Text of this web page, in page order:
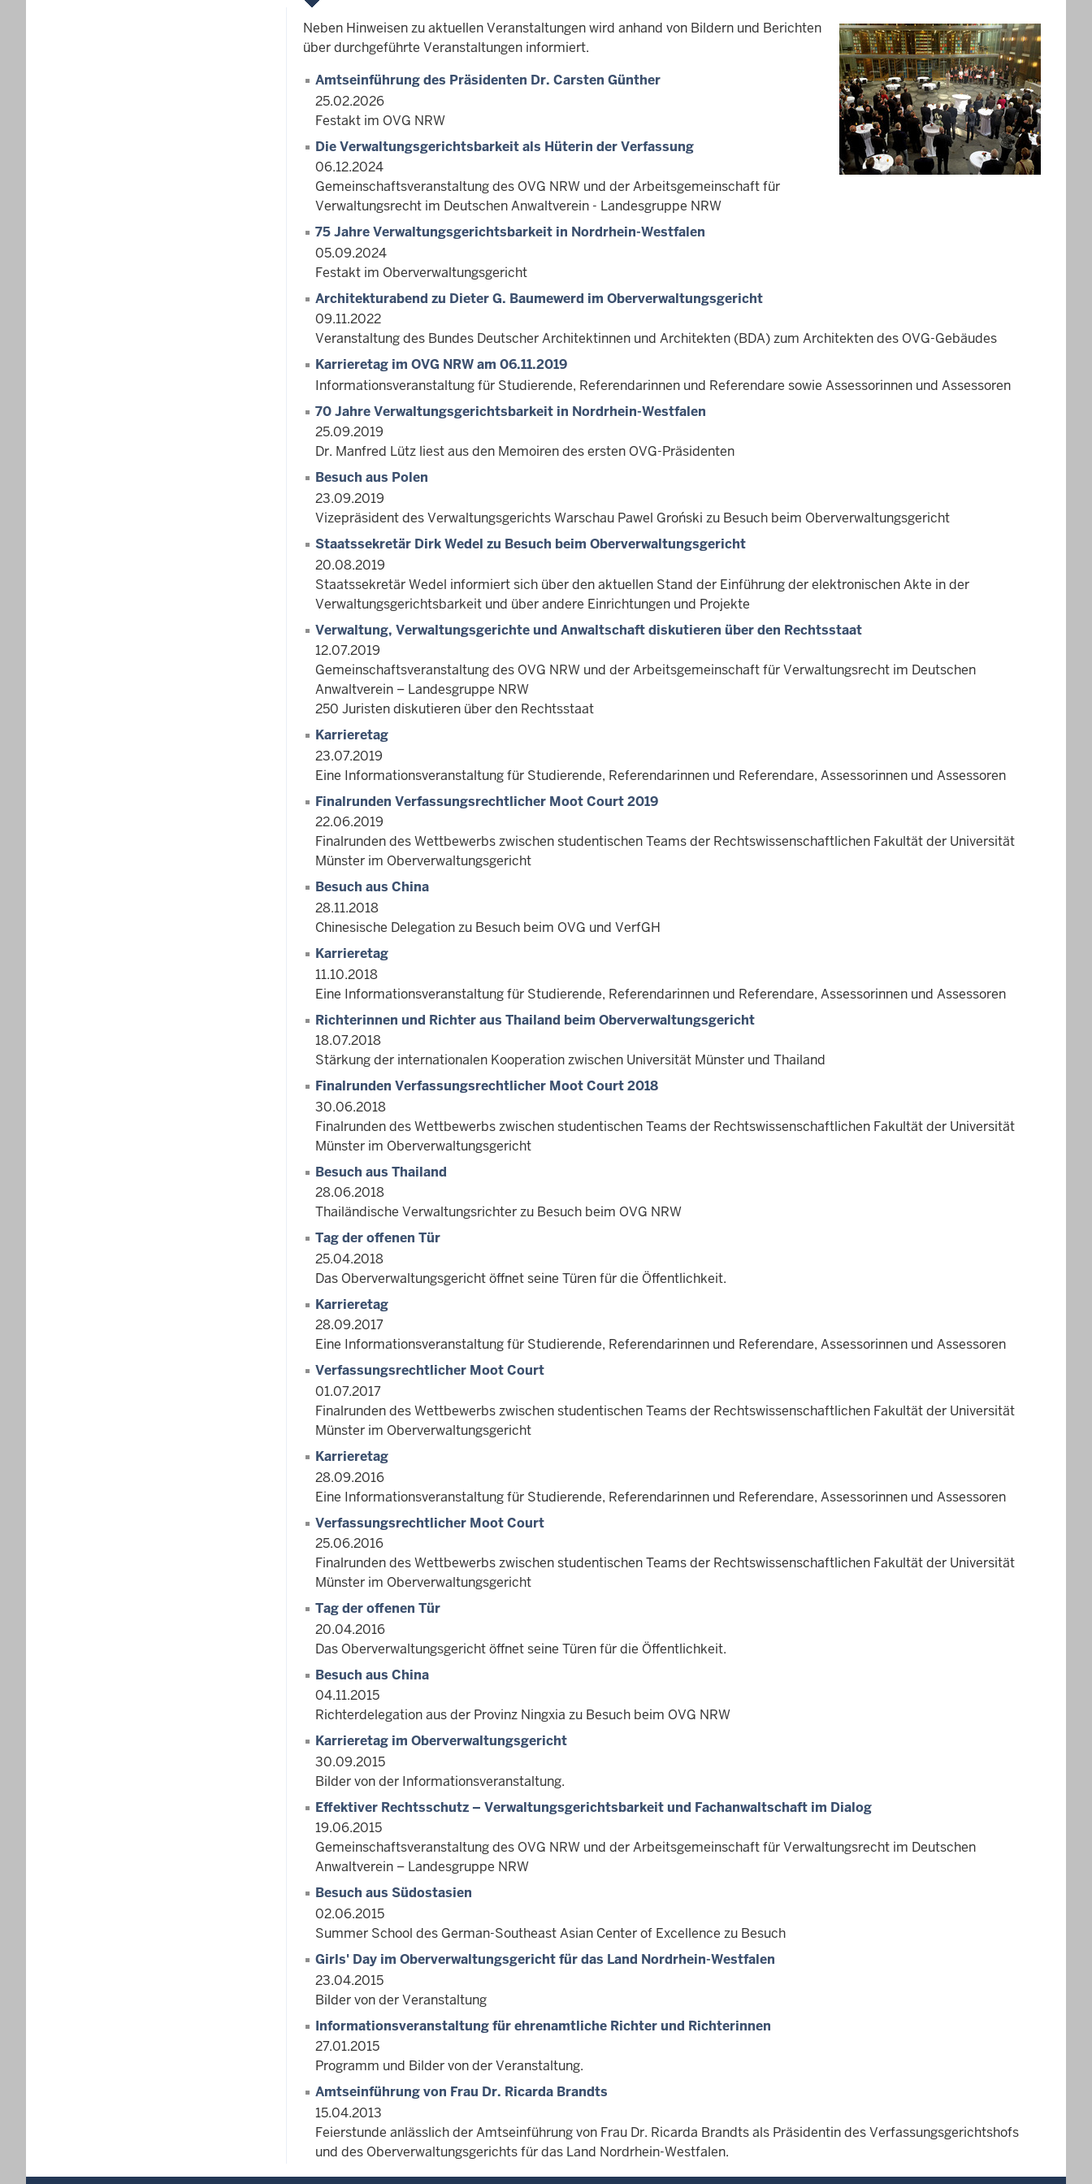
Neben Hinweisen zu aktuellen Veranstaltungen wird anhand von Bildern und Berichten
über durchgeführte Veranstaltungen informiert.
Amtseinführung des Präsidenten Dr. Carsten Günther
25.02.2026
Festakt im OVG NRW
Die Verwaltungsgerichtsbarkeit als Hüterin der Verfassung
06.12.2024
Gemeinschaftsveranstaltung des OVG NRW und der Arbeitsgemeinschaft für
Verwaltungsrecht im Deutschen Anwaltverein - Landesgruppe NRW
75 Jahre Verwaltungsgerichtsbarkeit in Nordrhein-Westfalen
05.09.2024
Festakt im Oberverwaltungsgericht
Architekturabend zu Dieter G. Baumewerd im Oberverwaltungsgericht
09.11.2022
Veranstaltung des Bundes Deutscher Architektinnen und Architekten (BDA) zum Architekten des OVG-Gebäudes
Karrieretag im OVG NRW am 06.11.2019
Informationsveranstaltung für Studierende, Referendarinnen und Referendare sowie Assessorinnen und Assessoren
70 Jahre Verwaltungsgerichtsbarkeit in Nordrhein-Westfalen
25.09.2019
Dr. Manfred Lütz liest aus den Memoiren des ersten OVG-Präsidenten
Besuch aus Polen
23.09.2019
Vizepräsident des Verwaltungsgerichts Warschau Pawel Groński zu Besuch beim Oberverwaltungsgericht
Staatssekretär Dirk Wedel zu Besuch beim Oberverwaltungsgericht
20.08.2019
Staatssekretär Wedel informiert sich über den aktuellen Stand der Einführung der elektronischen Akte in der
Verwaltungsgerichtsbarkeit und über andere Einrichtungen und Projekte
Verwaltung, Verwaltungsgerichte und Anwaltschaft diskutieren über den Rechtsstaat
12.07.2019
Gemeinschaftsveranstaltung des OVG NRW und der Arbeitsgemeinschaft für Verwaltungsrecht im Deutschen
Anwaltverein – Landesgruppe NRW
250 Juristen diskutieren über den Rechtsstaat
Karrieretag
23.07.2019
Eine Informationsveranstaltung für Studierende, Referendarinnen und Referendare, Assessorinnen und Assessoren
Finalrunden Verfassungsrechtlicher Moot Court 2019
22.06.2019
Finalrunden des Wettbewerbs zwischen studentischen Teams der Rechtswissenschaftlichen Fakultät der Universität
Münster im Oberverwaltungsgericht
Besuch aus China
28.11.2018
Chinesische Delegation zu Besuch beim OVG und VerfGH
Karrieretag
11.10.2018
Eine Informationsveranstaltung für Studierende, Referendarinnen und Referendare, Assessorinnen und Assessoren
Richterinnen und Richter aus Thailand beim Oberverwaltungsgericht
18.07.2018
Stärkung der internationalen Kooperation zwischen Universität Münster und Thailand
Finalrunden Verfassungsrechtlicher Moot Court 2018
30.06.2018
Finalrunden des Wettbewerbs zwischen studentischen Teams der Rechtswissenschaftlichen Fakultät der Universität
Münster im Oberverwaltungsgericht
Besuch aus Thailand
28.06.2018
Thailändische Verwaltungsrichter zu Besuch beim OVG NRW
Tag der offenen Tür
25.04.2018
Das Oberverwaltungsgericht öffnet seine Türen für die Öffentlichkeit.
Karrieretag
28.09.2017
Eine Informationsveranstaltung für Studierende, Referendarinnen und Referendare, Assessorinnen und Assessoren
Verfassungsrechtlicher Moot Court
01.07.2017
Finalrunden des Wettbewerbs zwischen studentischen Teams der Rechtswissenschaftlichen Fakultät der Universität
Münster im Oberverwaltungsgericht
Karrieretag
28.09.2016
Eine Informationsveranstaltung für Studierende, Referendarinnen und Referendare, Assessorinnen und Assessoren
Verfassungsrechtlicher Moot Court
25.06.2016
Finalrunden des Wettbewerbs zwischen studentischen Teams der Rechtswissenschaftlichen Fakultät der Universität
Münster im Oberverwaltungsgericht
Tag der offenen Tür
20.04.2016
Das Oberverwaltungsgericht öffnet seine Türen für die Öffentlichkeit.
Besuch aus China
04.11.2015
Richterdelegation aus der Provinz Ningxia zu Besuch beim OVG NRW
Karrieretag im Oberverwaltungsgericht
30.09.2015
Bilder von der Informationsveranstaltung.
Effektiver Rechtsschutz – Verwaltungsgerichtsbarkeit und Fachanwaltschaft im Dialog
19.06.2015
Gemeinschaftsveranstaltung des OVG NRW und der Arbeitsgemeinschaft für Verwaltungsrecht im Deutschen
Anwaltverein – Landesgruppe NRW
Besuch aus Südostasien
02.06.2015
Summer School des German-Southeast Asian Center of Excellence zu Besuch
Girls' Day im Oberverwaltungsgericht für das Land Nordrhein-Westfalen
23.04.2015
Bilder von der Veranstaltung
Informationsveranstaltung für ehrenamtliche Richter und Richterinnen
27.01.2015
Programm und Bilder von der Veranstaltung.
Amtseinführung von Frau Dr. Ricarda Brandts
15.04.2013
Feierstunde anlässlich der Amtseinführung von Frau Dr. Ricarda Brandts als Präsidentin des Verfassungsgerichtshofs
und des Oberverwaltungsgerichts für das Land Nordrhein-Westfalen.